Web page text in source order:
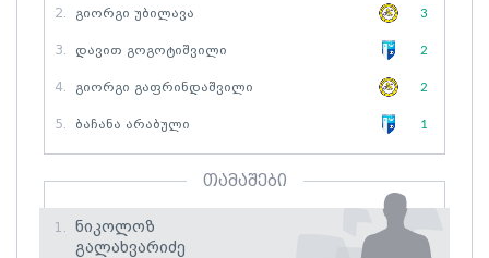
2. Გიორგი Უბილავა 3
3. Დავით Გოგოტიშვილი 2
4. Გიორგი Გაფრინდაშვილი 2
5. Ბაჩანა Არაბული 1
თამაშები
1.
Ნიკოლოზ
Გალახვარიძე